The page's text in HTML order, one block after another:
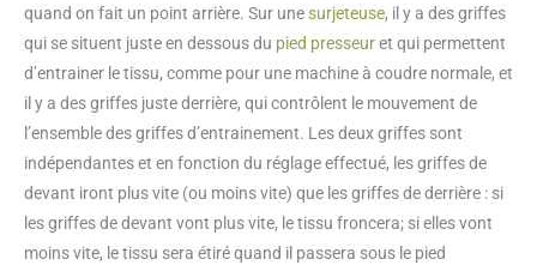
quand on fait un point arrière. Sur une surjeteuse, il y a des griffes
qui se situent juste en dessous du pied presseuret qui permettent
d’entrainer le tissu, comme pour une machine à coudre normale, et
il y a des griffes juste derrière, qui contrôlent le mouvement de
l’ensemble des griffes d’entrainement. Les deux griffes sont
indépendantes et en fonction du réglage effectué, les griffes de
devant iront plus vite (ou moins vite) que les griffes de derrière : si
les griffes de devant vont plus vite, le tissu froncera; si elles vont
moins vite, le tissu sera étiré quand il passera sous le pied